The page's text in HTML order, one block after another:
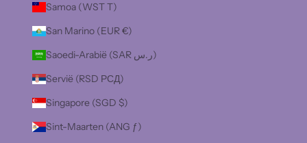
Samoa (WST T)
San Marino (EUR €)
Saoedi-Arabië (SAR ر.س)
Servië (RSD РСД)
Singapore (SGD $)
Sint-Maarten (ANG ƒ)